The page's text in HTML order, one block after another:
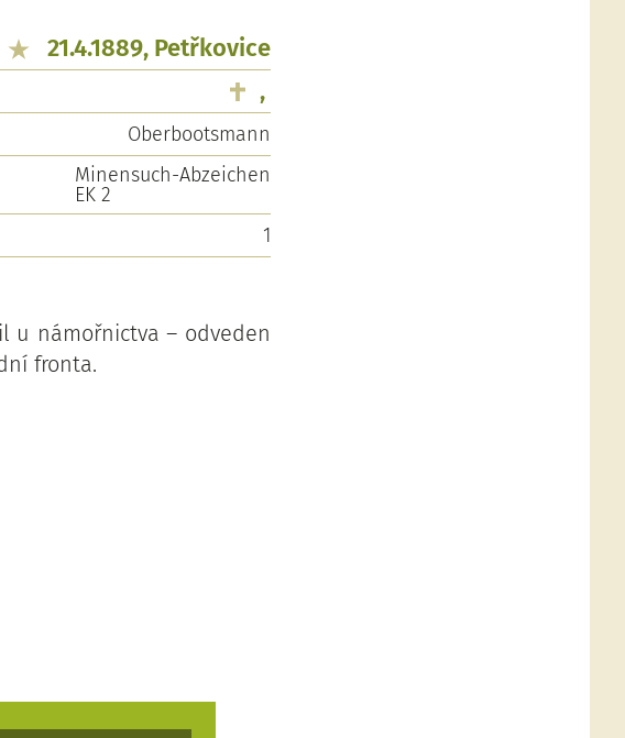
21.4.1889, Petřkovice
,
Oberbootsmann
Minensuch-Abzeichen
EK 2
1
u námořnictva – odveden
fronta.